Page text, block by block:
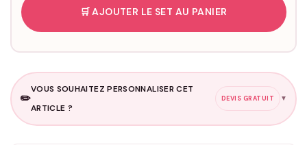
🛒 AJOUTER LE SET AU PANIER
✏️
VOUS SOUHAITEZ PERSONNALISER CET
ARTICLE ?
DEVIS GRATUIT ▼